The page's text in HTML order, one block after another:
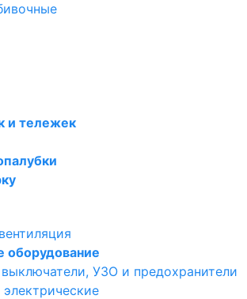
и тележек
оборудование
УЗО и предохранители